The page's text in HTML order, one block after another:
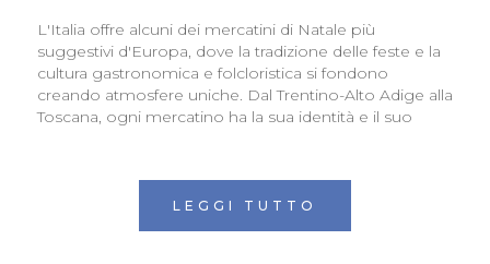
L'Italia offre alcuni dei mercatini di Natale più
suggestivi d'Europa, dove la tradizione delle feste e la
cultura gastronomica e folcloristica si fondono
creando atmosfere uniche. Dal Trentino-Alto Adige alla
Toscana, ogni mercatino ha la sua identità e il suo
LEGGI TUTTO